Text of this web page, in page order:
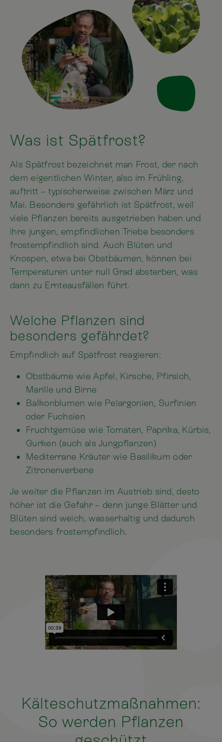
Was ist Spätfrost?
Als Spätfrost bezeichnet man Frost, der nach
dem eigentlichen Winter, also im Frühling,
auftritt – typischerweise zwischen März und
Mai. Besonders gefährlich ist Spätfrost, weil
viele Pflanzen bereits ausgetrieben haben und
ihre jungen, empfindlichen Triebe besonders
frostempfindlich sind. Auch Blüten und
Knospen, etwa bei Obstbäumen, können bei
Temperaturen unter null Grad absterben, was
dann zu Ernteausfällen führt.
Welche Pflanzen sind
besonders gefährdet?
Empfindlich auf Spätfrost reagieren:
Obstbäume wie Apfel, Kirsche, Pfirsich,
Marille und Birne
Balkonblumen wie Pelargonien, Surfinien
oder Fuchsien
Fruchtgemüse wie Tomaten, Paprika, Kürbis,
Gurken (auch als Jungpflanzen)
Mediterrane Kräuter wie Basilikum oder
Zitronenverbene
Je weiter die Pflanzen im Austrieb sind, desto
höher ist die Gefahr – denn junge Blätter und
Blüten sind weich, wasserhaltig und dadurch
besonders frostempfindlich.
Kälteschutzmaßnahmen:
So werden Pflanzen